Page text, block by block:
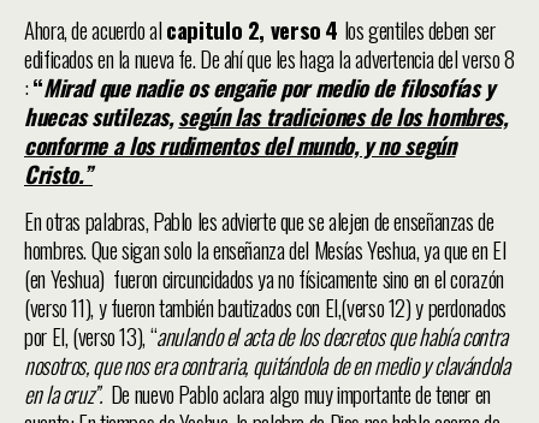
Ahora, de acuerdo alcapitulo 2, verso4 los gentiles deben ser
edificados en la nueva fe. De ahí que les haga la advertencia del verso 8
:“Mirad que nadie os engañe por medio de filosofías y
huecas sutilezas,según las tradiciones de los hombres,
conforme a los rudimentos del mundo, y no según
Cristo.”
En otras palabras, Pablo les advierte que se alejen de enseñanzas de
hombres. Que sigan solo la enseñanza del Mesías Yeshua, ya que en El
(en Yeshua) fueron circuncidados ya no físicamente sino en el corazón
(verso 11), y fueron también bautizados con El,(verso 12) y perdonados
por El, (verso 13), “anulando el acta de los decretos que había contra
nosotros, que nos era contraria, quitándola de en medio y clavándola
en la cruz”. De nuevo Pablo aclara algo muy importante de tener en